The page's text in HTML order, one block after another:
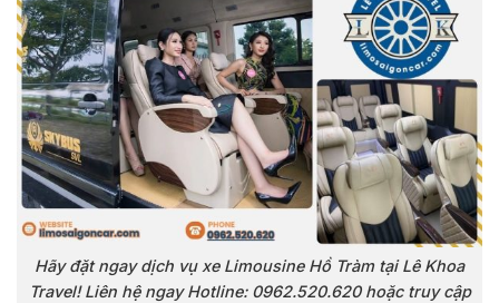
Hãy đặt ngay dịch vụ xe Limousine Hồ Tràm tại Lê Khoa
Travel! Liên hệ ngay Hotline: 0962.520.620 hoặc truy cập